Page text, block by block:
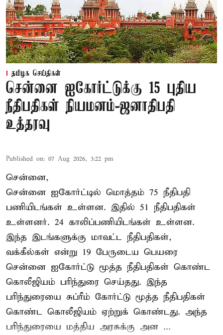
தமிழக செய்திகள்
சென்னை ஐகோர்ட்டுக்கு 15 புதிய
நீதிபதிகள் நியமனம்-ஜனாதிபதி
உத்தரவு
Published on: 07 Aug 2026, 3:22 pm
சென்னை,
சென்னை ஐகோர்ட்டில் மொத்தம் 75 நீதிபதி
பணியிடங்கள் உள்ளன. இதில் 51 நீதிபதிகள்
உள்ளனர். 24 காலிப்பணியிடங்கள் உள்ளன.
இந்த இடங்களுக்கு மாவட்ட நீதிபதிகள்,
வக்கீல்கள் என்று 19 பேருடைய பெயரை
சென்னை ஐகோர்ட்டு மூத்த நீதிபதிகள் கொண்ட
கொலீஜியம் பரிந்துரை செய்தது. இந்த
பரிந்துரையை சுப்ரீம் கோர்ட்டு மூத்த நீதிபதிகள்
கொண்ட கொலீஜியம் ஏற்றுக் கொண்டது. அந்த
பரிந்துரையை மத்திய அரசுக்கு அன ...